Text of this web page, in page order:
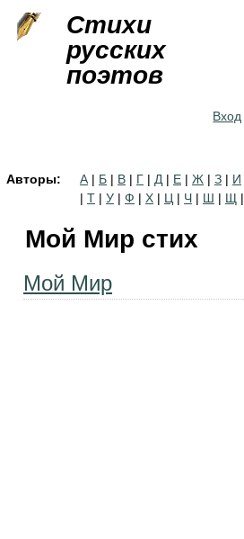
Стихи
русских
поэтов
Вход
Авторы: А | Б | В | Г | Д | Е | Ж | З | И
| Т | У | Ф | Х | Ц | Ч | Ш | Щ |
Мой Мир стих
Мой Мир